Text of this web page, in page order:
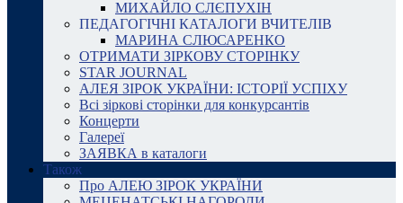
МИХАЙЛО СЛЄПУХІН
ПЕДАГОГІЧНІ КАТАЛОГИ ВЧИТЕЛІВ
МАРИНА СЛЮСАРЕНКО
ОТРИМАТИ ЗІРКОВУ СТОРІНКУ
STAR JOURNAL
АЛЕЯ ЗІРОК УКРАЇНИ: ІСТОРІЇ УСПІХУ
Всі зіркові сторінки для конкурсантів
Концерти
Галереї
ЗАЯВКА в каталоги
Також
Про АЛЕЮ ЗІРОК УКРАЇНИ